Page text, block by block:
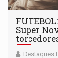
Super
Destaques